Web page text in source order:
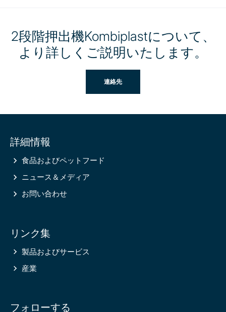
2段階押出機Kombiplastについて、
より詳しくご説明いたします。
連絡先
information
詳細情報
食品およびペットフード
ニュース＆メディア
お問い合わせ
リンク集
製品およびサービス
産業
フォローする